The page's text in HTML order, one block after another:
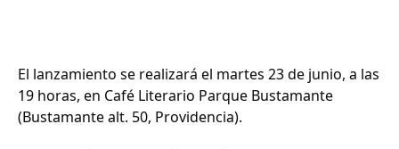
El lanzamiento se realizará el martes 23 de junio, a las
19 horas, en Café Literario Parque Bustamante
(Bustamante alt. 50, Providencia).